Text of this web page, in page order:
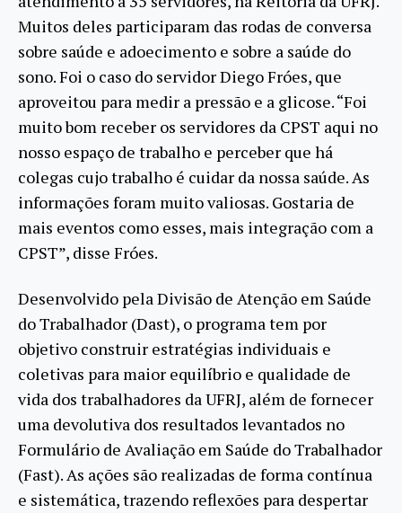
Muitos deles participaram das rodas de conversa
sobre saúde e adoecimento e sobre a saúde do
sono. Foi o caso do servidor Diego Fróes, que
aproveitou para medir a pressão e a glicose. “Foi
muito bom receber os servidores da CPST aqui no
nosso espaço de trabalho e perceber que há
colegas cujo trabalho é cuidar da nossa saúde. As
informações foram muito valiosas. Gostaria de
mais eventos como esses, mais integração com a
CPST”, disse Fróes.
Desenvolvido pela Divisão de Atenção em Saúde
do Trabalhador (Dast), o programa tem por
objetivo construir estratégias individuais e
coletivas para maior equilíbrio e qualidade de
vida dos trabalhadores da UFRJ, além de fornecer
uma devolutiva dos resultados levantados no
Formulário de Avaliação em Saúde do Trabalhador
(Fast). As ações são realizadas de forma contínua
e sistemática, trazendo reflexões para despertar